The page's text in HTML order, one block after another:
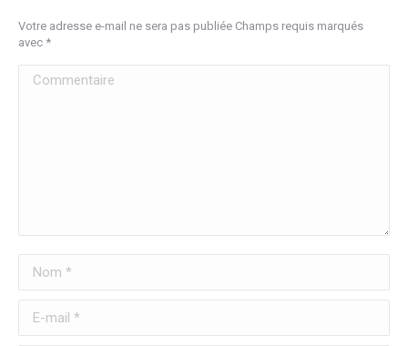
Votre adresse e-mail ne sera pas publiée Champs requis marqués
avec *
Commentaire
Nom *
E-mail *